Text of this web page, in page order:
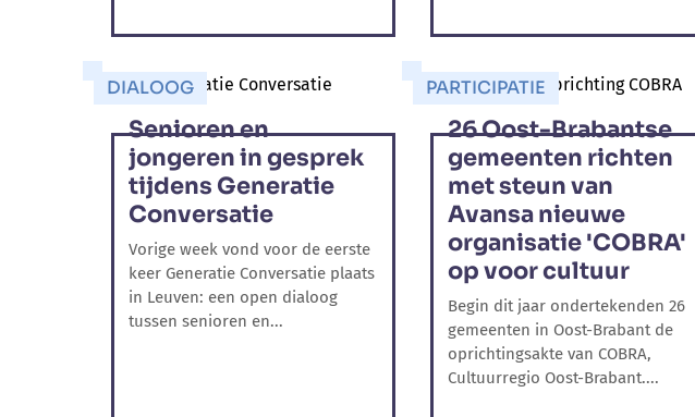
DIALOOG
Senioren en
jongeren in gesprek
tijdens Generatie
Conversatie
Vorige week vond voor de eerste
keer Generatie Conversatie plaats
in Leuven: een open dialoog
tussen senioren en...
PARTICIPATIE
26 Oost-Brabantse
gemeenten richten
met steun van
Avansa nieuwe
organisatie 'COBRA'
op voor cultuur
Begin dit jaar ondertekenden 26
gemeenten in Oost-Brabant de
oprichtingsakte van COBRA,
Cultuurregio Oost-Brabant....